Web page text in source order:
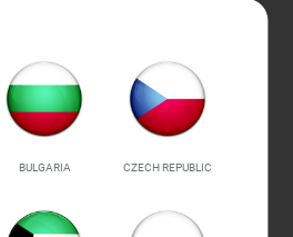
BULGARIA CZECH REPUBLIC